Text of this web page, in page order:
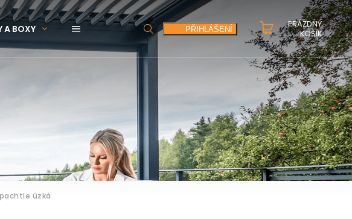
HLEDAT
PRÁZDNÝ
KOŠÍK
PŘIHLÁŠENÍ
A BOXY
úzká